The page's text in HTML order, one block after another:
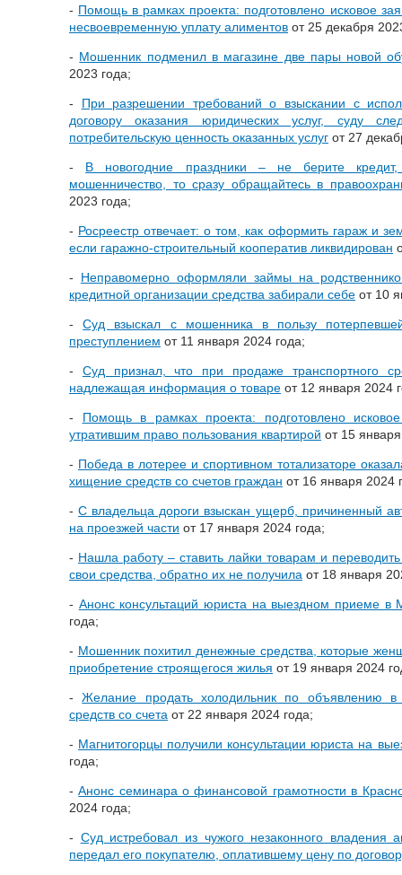
- Помощь в рамках проекта: подготовлено исковое
несвоевременную уплату алиментов от 25 декабря
- Мошенник подменил в магазине две пары новой
2023 года;
- При разрешении требований о взыскании с
договору оказания юридических услуг, суду
потребительскую ценность оказанных услуг от 27
- В новогодние праздники – не берите
мошенничество, то сразу обращайтесь в
2023 года;
- Росреестр отвечает: о том, как оформить гараж и
если гаражно-строительный кооператив ликвидирован
- Неправомерно оформляли займы на
кредитной организации средства забирали себе от 10
-Суд взыскал с мошенника в пользу
преступлением от 11 января 2024 года;
- Суд признал, что при продаже транспортного
надлежащая информация о товаре от 12 января 2024
- Помощь в рамках проекта: подготовлено
утратившим право пользования квартирой от 15
- Победа в лотерее и спортивном тотализаторе
хищение средств со счетов граждан от 16 января 2024
-С владельца дороги взыскан ущерб, причиненный
на проезжей части от 17 января 2024 года;
- Нашла работу – ставить лайки товарам и
свои средства, обратно их не получила от 18 января
- Анонс консультаций юриста на выездном приеме в
года;
- Мошенник похитил денежные средства, которые
приобретение строящегося жилья от 19 января 2024
-Желание продать холодильник по объявлению
средств со счета от 22 января 2024 года;
- Магнитогорцы получили консультации юриста на
года;
-Анонс семинара о финансовой грамотности в
2024 года;
- Суд истребовал из чужого незаконного владения
передал его покупателю, оплатившему цену по